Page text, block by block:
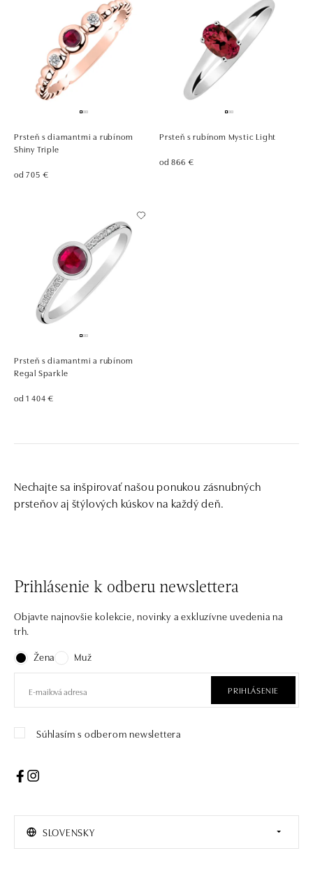
Prsteň s diamantmi a rubínom
Shiny Triple
od 705 €
Prsteň s rubínom Mystic Light
od 866 €
Prsteň s diamantmi a rubínom
Regal Sparkle
od 1 404 €
Nechajte sa inšpirovať našou ponukou zásnubných
prsteňov aj štýlových kúskov na každý deň.
Prihlásenie k odberu newslettera
Objavte najnovšie kolekcie, novinky a exkluzívne uvedenia na
trh.
Žena
Muž
PRIHLÁSENIE
Súhlasím s odberom newslettera
SLOVENSKY